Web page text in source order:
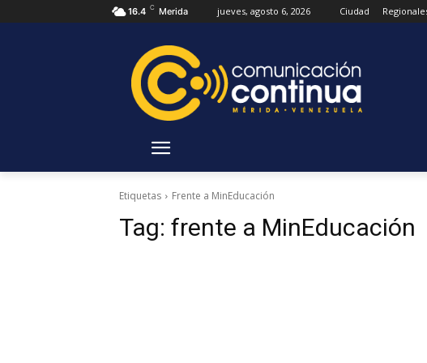
16.4 C Merida jueves, agosto 6, 2026 Ciudad
Etiquetas Frente a MinEducación
Tag: frente a MinEducación